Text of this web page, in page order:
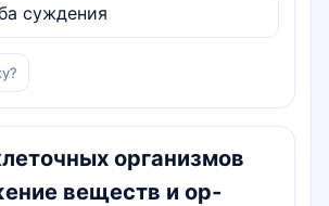
суждения
организмов
веществ и ор­